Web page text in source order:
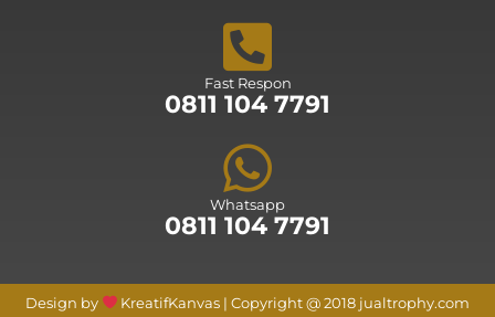
Fast Respon
0811 104 7791
Whatsapp
0811 104 7791
Design by KreatifKanvas | Copyright @ 2018 jualtrophy.com